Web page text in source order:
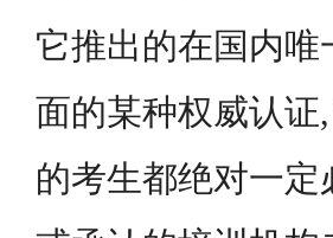
它推出的在国内
面的某种权威认
的考生都绝对一